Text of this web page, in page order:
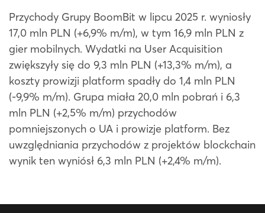
Przychody Grupy BoomBit w lipcu 2025 r. wyniosły
17,0 mln PLN (+6,9% m/m), w tym 16,9 mln PLN z
gier mobilnych. Wydatki na User Acquisition
zwiększyły się do 9,3 mln PLN (+13,3% m/m), a
koszty prowizji platform spadły do 1,4 mln PLN
(-9,9% m/m). Grupa miała 20,0 mln pobrań i 6,3
mln PLN (+2,5% m/m) przychodów
pomniejszonych o UA i prowizje platform. Bez
uwzględniania przychodów z projektów blockchain
wynik ten wyniósł 6,3 mln PLN (+2,4% m/m).